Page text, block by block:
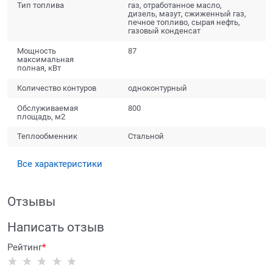
Тип топлива
газ, отработанное масло,
дизель, мазут, сжиженный газ,
печное топливо, сырая нефть,
газовый конденсат
Мощность
максимальная
полная, кВт
87
Количество контуров одноконтурный
Обслуживаемая
площадь, м2
800
Теплообменник Стальной
Все характеристики
Отзывы
Написать отзыв
Рейтинг